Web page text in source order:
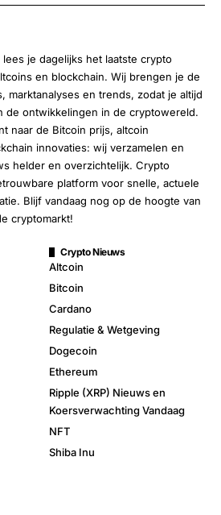
je dagelijks het laatste crypto
en blockchain. Wij brengen je de
marktanalyses en trends, zodat je altijd
de ontwikkelingen in de cryptowereld.
naar de Bitcoin prijs, altcoin
innovaties: wij verzamelen en
helder en overzichtelijk. Crypto
platform voor snelle, actuele
Blijf vandaag nog op de hoogte van
cryptomarkt!
Crypto Nieuws
Altcoin
Bitcoin
Cardano
Regulatie & Wetgeving
Dogecoin
Ethereum
Ripple (XRP) Nieuws en
Koersverwachting Vandaag
NFT
Shiba Inu